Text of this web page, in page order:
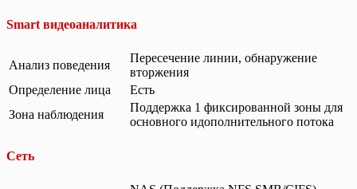
Smart видеоаналитика
Анализ поведения
Пересечение линии, обнаружение
вторжения
Определение лица
Есть
Зона наблюдения
Поддержка 1 фиксированной зоны для
основного идополнительного потока
Сеть